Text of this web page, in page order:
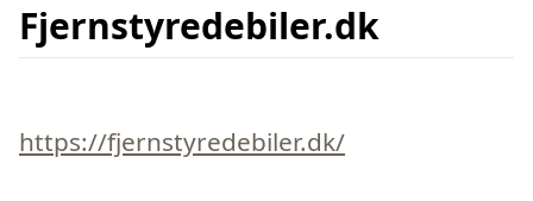
Fjernstyredebiler.dk
https://fjernstyredebiler.dk/